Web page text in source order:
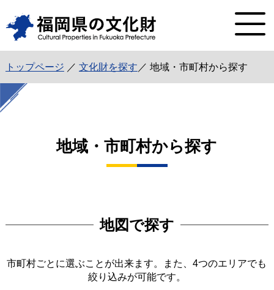
トップページ ／ 文化財を探す ／ 地域・市町村から探す
地域・市町村から探す
地図で探す
市町村ごとに選ぶことが出来ます。また、4つのエリアでも
絞り込みが可能です。